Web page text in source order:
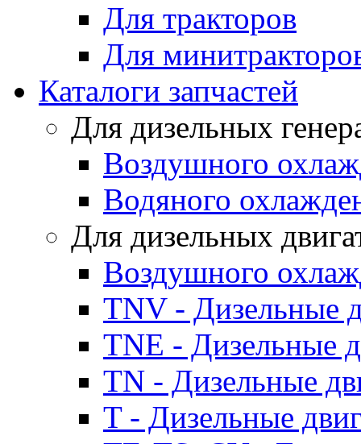
Для тракторов
Для
Каталоги запчастей
Для дизельных
Воздушного
Водяного
Для дизельных
Воздушного
TNV - Дизельные
TNE - Дизельные
TN - Дизельные
T - Дизельные